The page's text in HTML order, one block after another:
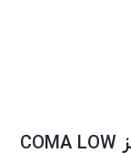
چسب پهن بی صدا 5cm کوما قرمز COMA LOW